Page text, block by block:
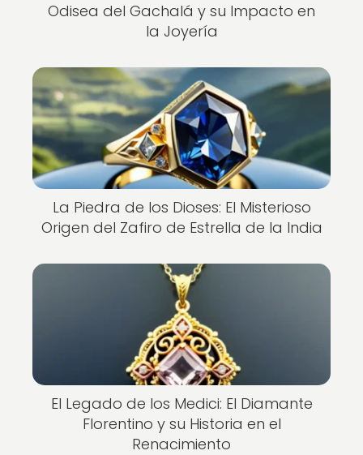
Odisea del Gachalá y su Impacto en
la Joyería
La Piedra de los Dioses: El Misterioso
Origen del Zafiro de Estrella de la India
El Legado de los Medici: El Diamante
Florentino y su Historia en el
Renacimiento